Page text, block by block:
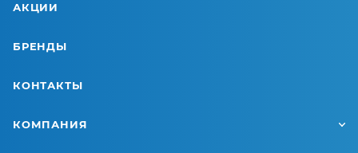
АКЦИИ
БРЕНДЫ
КОНТАКТЫ
КОМПАНИЯ